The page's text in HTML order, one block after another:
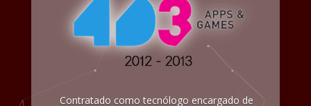
Contratado como tecnólogo encargado de